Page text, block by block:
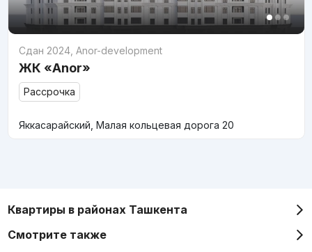
Сдан 2024, Anor-development
ЖК «Anor»
Рассрочка
Яккасарайский, Малая кольцевая дорога 20
Квартиры в районах Ташкента
Смотрите также